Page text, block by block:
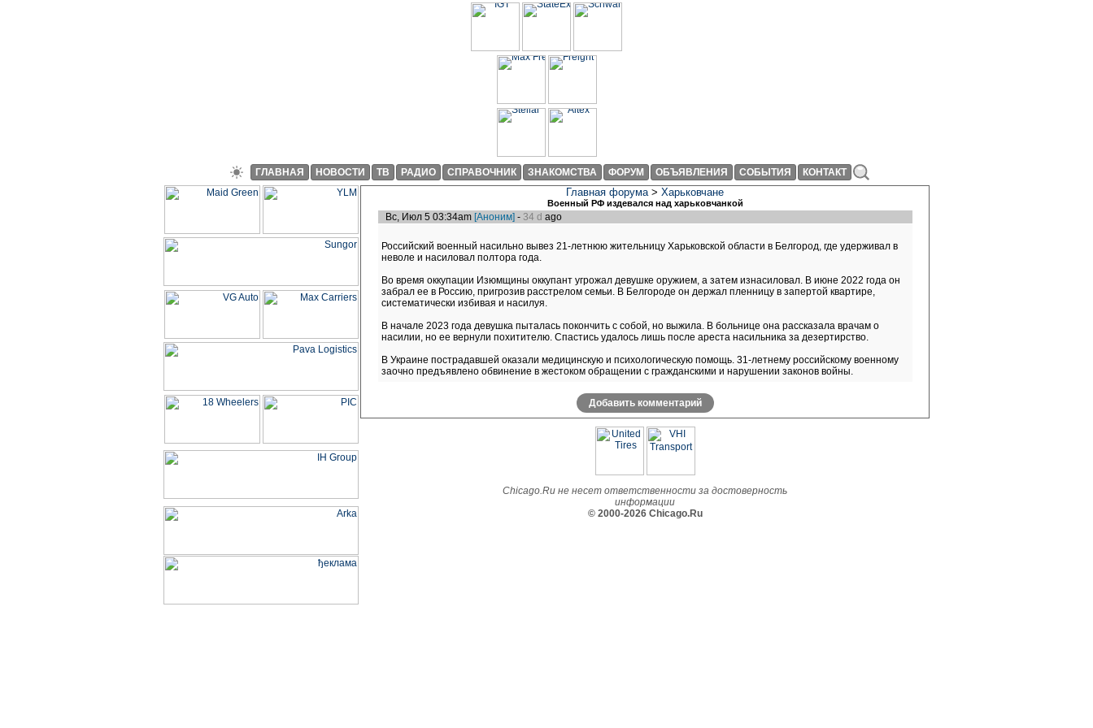
ГЛАВНАЯ НОВОСТИ ТВ РАДИО СПРАВОЧНИК ЗНАКОМСТВА ФОРУМ ОБЪЯВЛЕНИЯ СОБЫТИЯ КОНТАКТ
Главная форума> Харьковчане
Военный РФ издевался над харьковчанкой
Вс, Июл 5 03:34am [Аноним] - 34 d ago
Российский военный насильно вывез 21-летнюю жительницу Харьковской области в Белгород, где удерживал в
неволе и насиловал полтора года.
Во время оккупации Изюмщины оккупант угрожал девушке оружием, а затем изнасиловал. В июне 2022 года он
забрал ее в Россию, пригрозив расстрелом семьи. В Белгороде он держал пленницу в запертой квартире,
систематически избивая и насилуя.
В начале 2023 года девушка пыталась покончить с собой, но выжила. В больнице она рассказала врачам о
насилии, но ее вернули похитителю. Спастись удалось лишь после ареста насильника за дезертирство.
В Украине пострадавшей оказали медицинскую и психологическую помощь. 31-летнему российскому военному
заочно предъявлено обвинение в жестоком обращении с гражданскими и нарушении законов войны.
Добавить комментарий
Chicago.Ru не несет ответственности за достоверность
информации
© 2000-2026 Chicago.Ru